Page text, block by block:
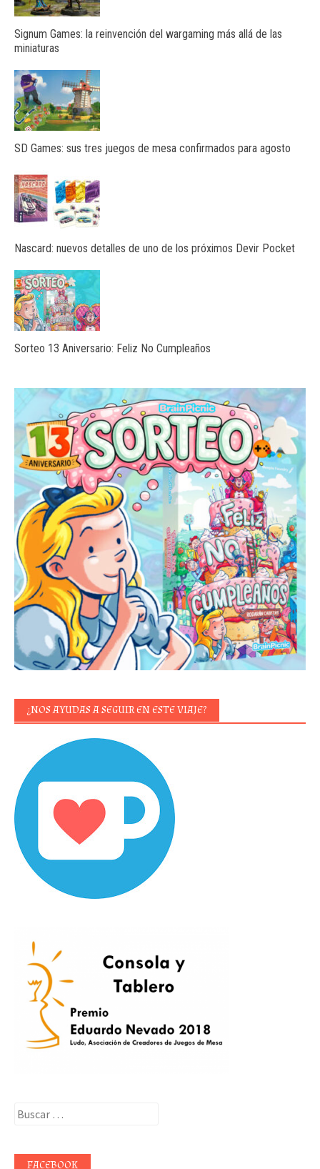
Signum Games: la reinvención del wargaming más allá de las
miniaturas
SD Games: sus tres juegos de mesa confirmados para agosto
Nascard: nuevos detalles de uno de los próximos Devir Pocket
Sorteo 13 Aniversario: Feliz No Cumpleaños
¿NOS AYUDAS A SEGUIR EN ESTE VIAJE?
Buscar:
FACEBOOK